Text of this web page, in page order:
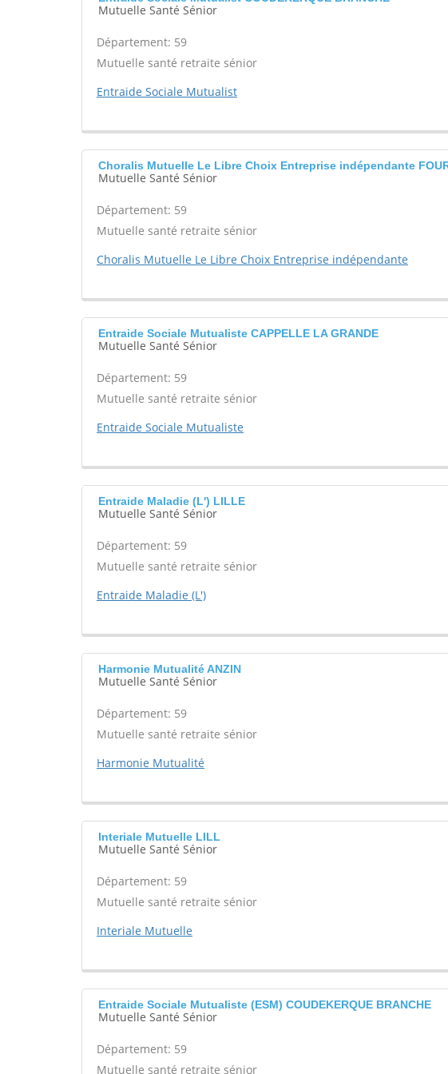
Mutuelle Santé Sénior
Département: 59
Mutuelle santé retraite sénior
Entraide Sociale Mutualist
Choralis Mutuelle Le Libre Choix Entreprise indépendante
Mutuelle Santé Sénior
Département: 59
Mutuelle santé retraite sénior
Choralis Mutuelle Le Libre Choix Entreprise indépendante
Entraide Sociale Mutualiste CAPPELLE LA GRANDE
Mutuelle Santé Sénior
Département: 59
Mutuelle santé retraite sénior
Entraide Sociale Mutualiste
Entraide Maladie (L') LILLE
Mutuelle Santé Sénior
Département: 59
Mutuelle santé retraite sénior
Entraide Maladie (L')
Harmonie Mutualité ANZIN
Mutuelle Santé Sénior
Département: 59
Mutuelle santé retraite sénior
Harmonie Mutualité
Interiale Mutuelle LILL
Mutuelle Santé Sénior
Département: 59
Mutuelle santé retraite sénior
Interiale Mutuelle
Entraide Sociale Mutualiste (ESM) COUDEKERQUE BRANCHE
Mutuelle Santé Sénior
Département: 59
Mutuelle santé retraite sénior